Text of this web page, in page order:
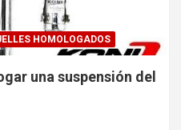
HOMOLOGADOS
una suspensión del